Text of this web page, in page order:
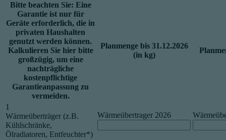
Bitte beachten Sie: Eine
Garantie ist nur für
Geräte erforderlich, die in
privaten Haushalten
genutzt werden können.
Kalkulieren Sie hier bitte
großzügig, um eine
nachträgliche
kostenpflichtige
Garantieanpassung zu
vermeiden.
Planmenge bis 31.12.2026
(in kg)
1
Wärmeüberträger (z.B.
Kühlschränke,
Ölradiatoren, Entfeuchter*)
Wärmeübertrager 2026